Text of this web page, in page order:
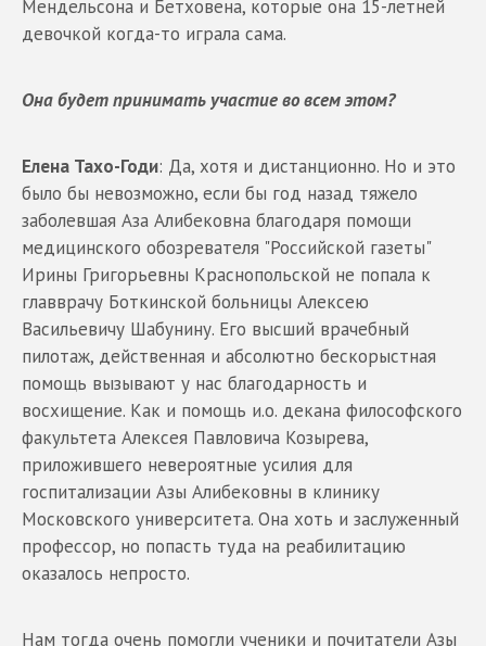
Мендельсона и Бетховена, которые она 15-летней
девочкой когда-то играла сама.
Она будет принимать участие во всем этом?
Елена Тахо-Годи: Да, хотя и дистанционно. Но и это
было бы невозможно, если бы год назад тяжело
заболевшая Аза Алибековна благодаря помощи
медицинского обозревателя "Российской газеты"
Ирины Григорьевны Краснопольской не попала к
главврачу Боткинской больницы Алексею
Васильевичу Шабунину. Его высший врачебный
пилотаж, действенная и абсолютно бескорыстная
помощь вызывают у нас благодарность и
восхищение. Как и помощь и.о. декана философского
факультета Алексея Павловича Козырева,
приложившего невероятные усилия для
госпитализации Азы Алибековны в клинику
Московского университета. Она хоть и заслуженный
профессор, но попасть туда на реабилитацию
оказалось непросто.
Нам тогда очень помогли ученики и почитатели Азы